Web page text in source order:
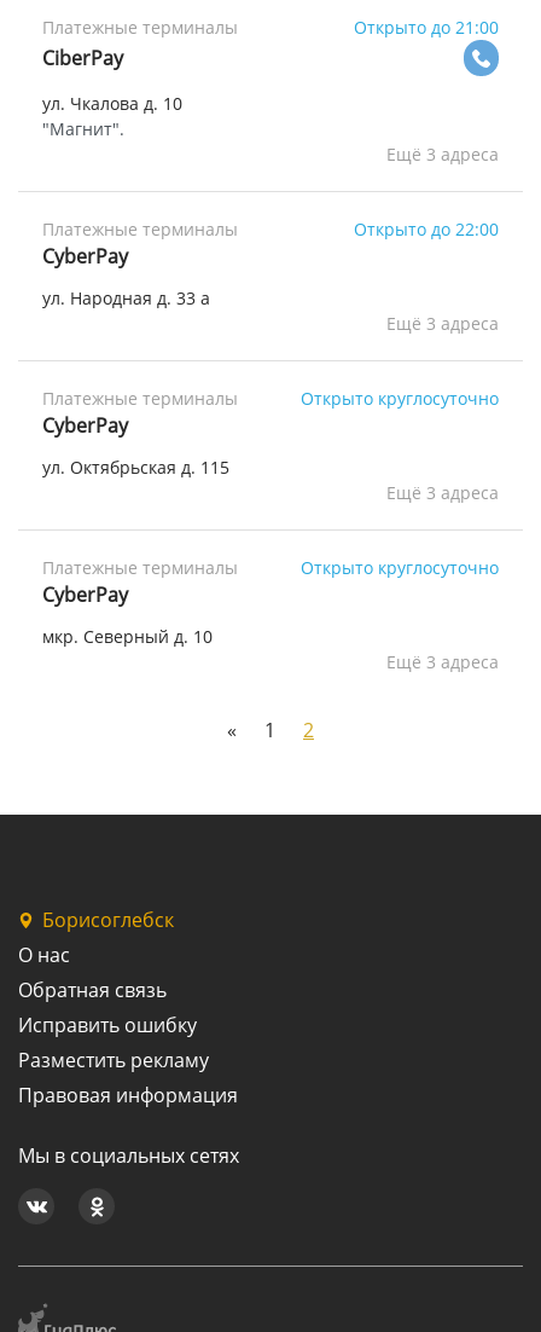
Платежные терминалы Открыто до 21:00
СiberPay
ул. Чкалова д. 10
"Магнит".
Ещё 3 адреса
Платежные терминалы Открыто до 22:00
CyberPay
ул. Народная д. 33 а
Ещё 3 адреса
Платежные терминалы Открыто круглосуточно
CyberPay
ул. Октябрьская д. 115
Ещё 3 адреса
Платежные терминалы Открыто круглосуточно
CyberPay
мкр. Северный д. 10
Ещё 3 адреса
« 1 2
Борисоглебск
О нас
Обратная связь
Исправить ошибку
Разместить рекламу
Правовая информация
Мы в социальных сетях